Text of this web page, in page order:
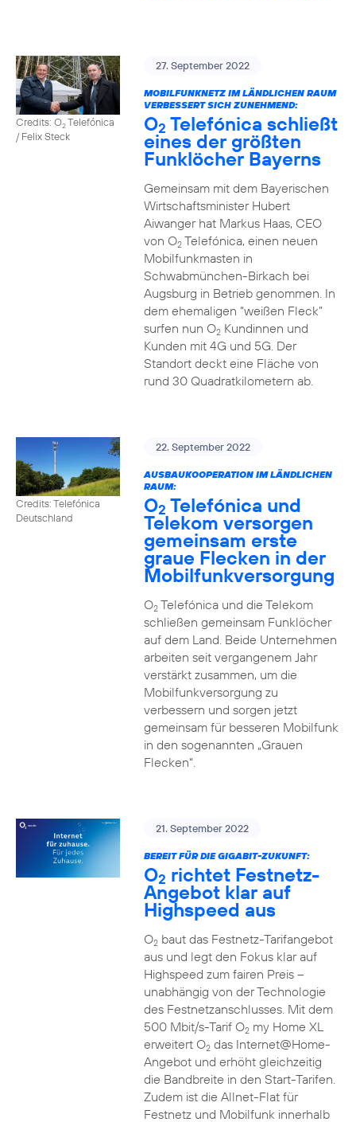
Credits: O2Telefónica
/ Felix Steck
27. September 2022
MOBILFUNKNETZ IM LÄNDLICHEN RAUM
VERBESSERT SICH ZUNEHMEND:
O2 Telefónica schließt
eines der größten
Funklöcher Bayerns
Gemeinsam mit dem Bayerischen
Wirtschaftsminister Hubert
Aiwanger hat Markus Haas, CEO
von O2Telefónica, einen neuen
Mobilfunkmasten in
Schwabmünchen-Birkach bei
Augsburg in Betrieb genommen. In
dem ehemaligen “weißen Fleck”
surfen nun O2Kundinnen und
Kunden mit 4G und 5G. Der
Standort deckt eine Fläche von
rund 30 Quadratkilometern ab.
Credits: Telefónica
Deutschland
22. September 2022
AUSBAUKOOPERATION IM LÄNDLICHEN
RAUM:
O2 Telefónica und
Telekom versorgen
gemeinsam erste
graue Flecken in der
Mobilfunkversorgung
O2Telefónica und die Telekom
schließen gemeinsam Funklöcher
auf dem Land. Beide Unternehmen
arbeiten seit vergangenem Jahr
verstärkt zusammen, um die
Mobilfunkversorgung zu
verbessern und sorgen jetzt
gemeinsam für besseren Mobilfunk
in den sogenannten „Grauen
Flecken“.
21. September 2022
BEREIT FÜR DIE GIGABIT-ZUKUNFT:
O2 richtet Festnetz-
Angebot klar auf
Highspeed aus
O2baut das Festnetz-Tarifangebot
aus und legt den Fokus klar auf
Highspeed zum fairen Preis –
unabhängig von der Technologie
des Festnetzanschlusses. Mit dem
500 Mbit/s-Tarif O2my Home XL
erweitert O2das Internet@Home-
Angebot und erhöht gleichzeitig
die Bandbreite in den Start-Tarifen.
Zudem ist die Allnet-Flat für
Festnetz und Mobilfunk innerhalb